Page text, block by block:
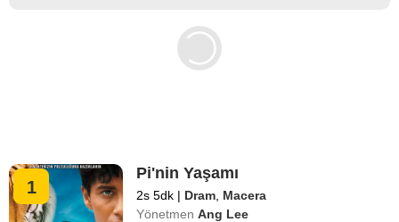
1
Pi'nin Yaşamı
2s 5dk | Dram Macera
Yönetmen Ang Lee